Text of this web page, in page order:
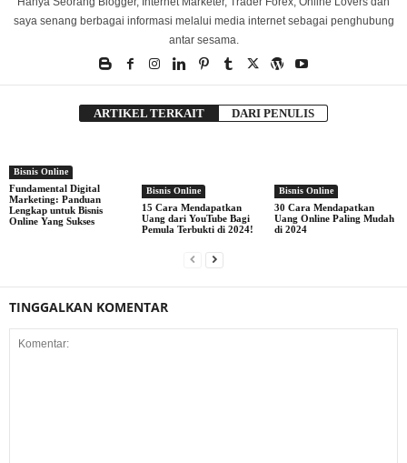
saya senang berbagai informasi melalui media internet sebagai penghubung
antar sesama.
ARTIKEL TERKAIT DARI PENULIS
Bisnis Online
Fundamental Digital
Marketing: Panduan
Lengkap untuk Bisnis
Online Yang Sukses
Bisnis Online
15 Cara Mendapatkan
Uang dari YouTube Bagi
Pemula Terbukti di 2024!
Bisnis Online
30 Cara Mendapatkan
Uang Online Paling Mudah
di 2024
TINGGALKAN KOMENTAR